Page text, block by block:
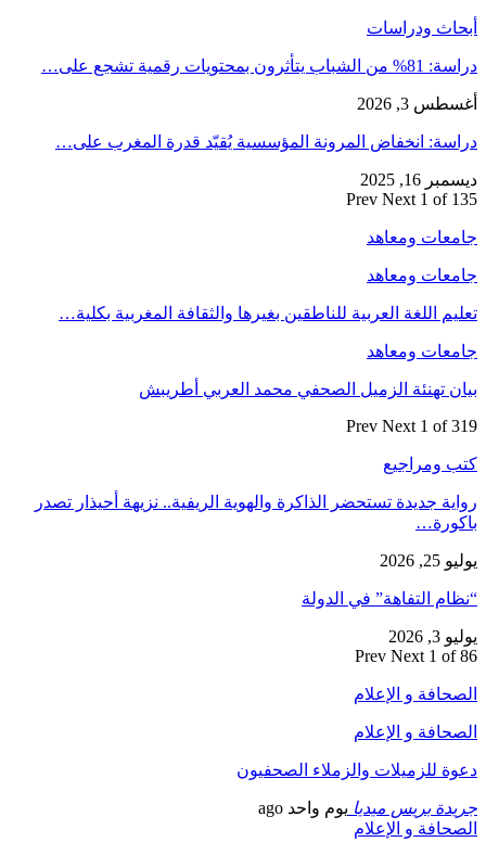
أبحاث ودراسات
دراسة: 81% من الشباب يتأثرون بمحتويات رقمية تشجع على…
أغسطس 3, 2026
دراسة: انخفاض المرونة المؤسسية يُقيّد قدرة المغرب على…
ديسمبر 16, 2025
Prev Next 1 of 135
جامعات ومعاهد
جامعات ومعاهد
تعليم اللغة العربية للناطقين بغيرها والثقافة المغربية بكلية…
جامعات ومعاهد
بيان تهنئة الزميل الصحفي محمد العربي أطريبش
Prev Next 1 of 319
كتب ومراجيع
رواية جديدة تستحضر الذاكرة والهوية الريفية.. نزيهة أحيذار تصدر
باكورة…
يوليو 25, 2026
“نظام التفاهة” في الدولة
يوليو 3, 2026
Prev Next 1 of 86
الصحافة و الإعلام
الصحافة و الإعلام
دعوة للزميلات والزملاء الصحفيون
جريدة بريس ميديا يوم واحد ago
الصحافة و الإعلام